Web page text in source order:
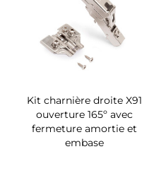
Kit charnière droite X91
ouverture 165º avec
fermeture amortie et
embase